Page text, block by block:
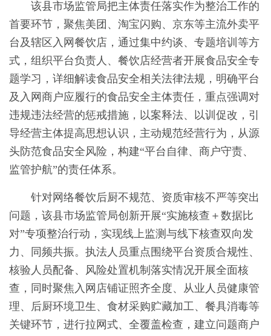
该县市场监管局把主体责任落实作为整治工作的
首要环节，聚焦美团、淘宝闪购、京东等主流外卖平
台及辖区入网餐饮店，通过集中约谈、专题培训等方
式，组织平台负责人、餐饮店经营者开展食品安全专
题学习，详细解读食品安全相关法律法规，明确平台
及入网商户应履行的食品安全主体责任，重点强调对
违规违法经营的惩戒措施，以案释法、以训促改，引
导经营主体提高思想认识，主动规范经营行为，从源
头防范食品安全风险，构建“平台自律、商户守责、
监管护航”的责任体系。
针对网络餐饮后厨不规范、资质审核不严等突出
问题，该县市场监管局创新开展“实施核查＋数据比
对”专项整治行动，实现线上监测与线下核查双向发
力、同频共振。执法人员重点围绕平台资质合规性、
核验人员配备、风险处置机制落实情况开展全面核
查，同时聚焦入网店铺证照齐全度、从业人员健康管
理、后厨环境卫生、食材采购贮藏加工、餐具消毒等
关键环节，进行拉网式、全覆盖检查，建立问题商户